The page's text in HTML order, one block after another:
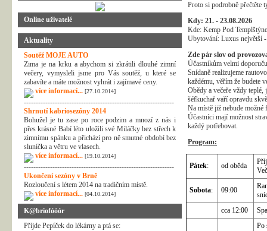
Online uživatelé
Aktuality
Soutěž MOJE AUTO
Zima je na krku a abychom si zkrátili dlouhé zimní
večery, vymysleli jsme pro Vás soutěž, u které se
zabavíte a máte možnost vyhrát i zajímavé ceny.
více informací... [27.10.2014]
---------------------------------------------------------------
Shrnutí kabriosezóny 2014
Bohužel je tu zase po roce podzim a mnozí z nás i
přes krásné Babí léto uložili své Miláčky bez střech k
zimnímu spánku a přichází pro ně smutné období bez
sluníčka a větru ve vlasech.
více informací... [19.10.2014]
---------------------------------------------------------------
Ukončení sezóny v Brně
Rozloučení s létem 2014 na tradičním místě.
více informací... [04.10.2014]
K@briofóóór
Příjde Pepíček do lékárny a ptá se:
Proto si podrobně přečtěte
Kdy: 21. - 23.08.2026
Kde: Kemp Pod
Ubytování: Luxus největší -
Zde pár slov od
Účastníkům velmi
Snídaně realizujeme
každému, věřím že budete
Obědy a večeře vždy
šéfkuchař vaří opravdu
Na místě již nebude možné
Účastníci mají možnost
každý potřebovat.
Program:
Pátek: od oběda
Sobota: 09:00
cca 12:00
Po